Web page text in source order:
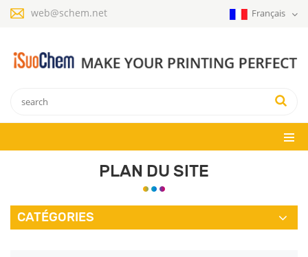
web@schem.net Français
PLAN DU SITE
CATÉGORIES